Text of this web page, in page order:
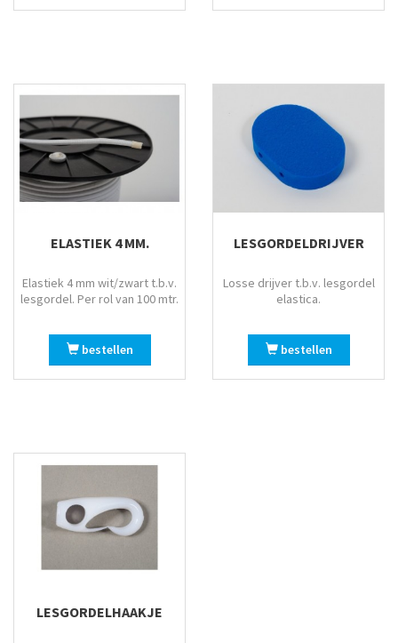
ELASTIEK 4 MM.
Elastiek 4 mm wit/zwart t.b.v.
lesgordel. Per rol van 100 mtr.
bestellen
LESGORDELDRIJVER
Losse drijver t.b.v. lesgordel
elastica.
bestellen
LESGORDELHAAKJE